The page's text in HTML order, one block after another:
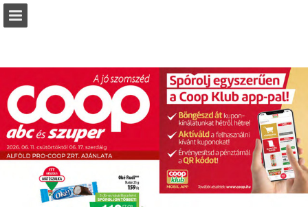
Letöltés PDF
Keresés
Jelentés közzététele